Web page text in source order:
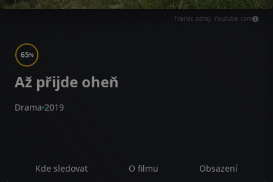
Trailer, zdroj: Youtube.com
65%
Až přijde oheň
Drama 2019
Kde sledovat O filmu Obsazení